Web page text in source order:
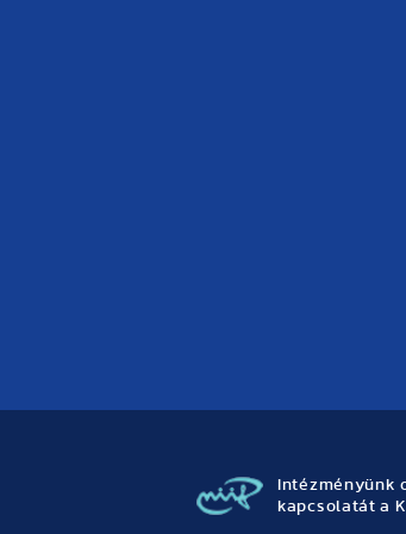
Intézményünk
kapcsolatát a